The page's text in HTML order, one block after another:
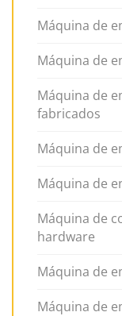
Máquina de
Máquina de
Máquina de
fabricados
Máquina de
Máquina de
Máquina de
hardware
Máquina de
Máquina de